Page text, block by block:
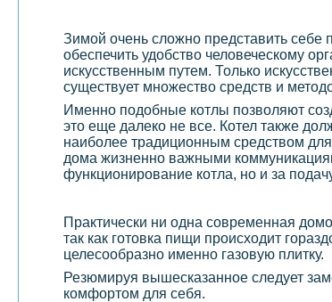
Зимой очень сложно представить себе
обеспечить удобство человеческому
искусственным путем. Только
существует множество средств и
Именно подобные котлы позволяют
это еще далеко не все. Котел также
наиболее традиционным средством
дома жизненно важными
функционирование котла, но и за
Практически ни одна современная
так как готовка пищи происходит
целесообразно именно газовую плитку.
Резюмируя вышесказанное следует
комфортом для себя.